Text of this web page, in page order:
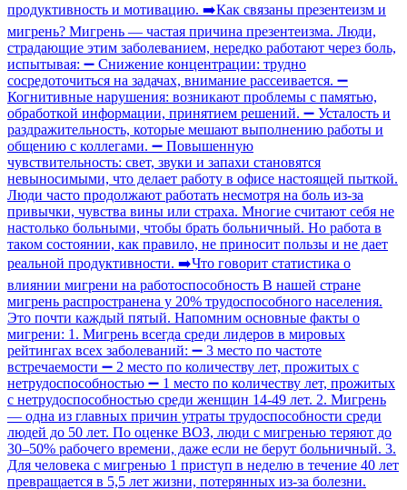
продуктивность и мотивацию. ➡️Как связаны презентеизм и
мигрень? Мигрень — частая причина презентеизма. Люди,
страдающие этим заболеванием, нередко работают через боль,
испытывая: ➖ Снижение концентрации: трудно
сосредоточиться на задачах, внимание рассеивается. ➖
Когнитивные нарушения: возникают проблемы с памятью,
обработкой информации, принятием решений. ➖ Усталость и
раздражительность, которые мешают выполнению работы и
общению с коллегами. ➖ Повышенную
чувствительность: свет, звуки и запахи становятся
невыносимыми, что делает работу в офисе настоящей пыткой.
Люди часто продолжают работать несмотря на боль из-за
привычки, чувства вины или страха. Многие считают себя не
настолько больными, чтобы брать больничный. Но работа в
таком состоянии, как правило, не приносит пользы и не дает
реальной продуктивности. ➡️Что говорит статистика о
влиянии мигрени на работоспособность В нашей стране
мигрень распространена у 20% трудоспособного населения.
Это почти каждый пятый. Напомним основные факты о
мигрени: 1. Мигрень всегда среди лидеров в мировых
рейтингах всех заболеваний: ➖ 3 место по частоте
встречаемости ➖ 2 место по количеству лет, прожитых с
нетрудоспособностью ➖ 1 место по количеству лет, прожитых
с нетрудоспособностью среди женщин 14-49 лет. 2. Мигрень
— одна из главных причин утраты трудоспособности среди
людей до 50 лет. По оценке ВОЗ, люди с мигренью теряют до
30–50% рабочего времени, даже если не берут больничный. 3.
Для человека с мигренью 1 приступ в неделю в течение 40 лет
превращается в 5,5 лет жизни, потерянных из-за болезни.